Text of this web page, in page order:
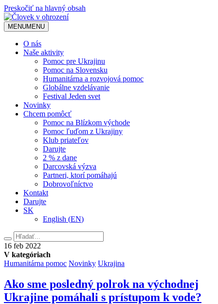
Preskočiť na hlavný obsah
MENUMENU
O nás
Naše aktivity
Pomoc pre Ukrajinu
Pomoc na Slovensku
Humanitárna a rozvojová pomoc
Globálne vzdelávanie
Festival Jeden svet
Novinky
Chcem pomôcť
Pomoc na Blízkom východe
Pomoc ľuďom z Ukrajiny
Klub priateľov
Darujte
2 % z dane
Darcovská výzva
Partneri, ktorí pomáhajú
Dobrovoľníctvo
Kontakt
Darujte
SK
English (EN)
Hľadať
16 feb 2022
februára
2022
V kategóriach
Humanitárna pomoc Novinky Ukrajina
Ako sme posledný polrok na východnej
Ukrajine pomáhali s prístupom k vode?